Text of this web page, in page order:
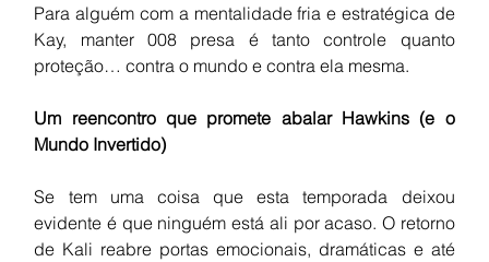
Para alguém com a mentalidade fria e estratégica de
Kay, manter 008 presa é tanto controle quanto
proteção… contra o mundo e contra ela mesma.
Um reencontro que promete abalar Hawkins (e o
Mundo Invertido)
Se tem uma coisa que esta temporada deixou
evidente é que ninguém está ali por acaso. O retorno
de Kali reabre portas emocionais, dramáticas e até